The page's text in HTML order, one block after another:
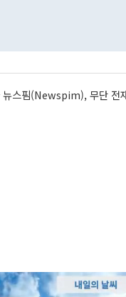
뉴스핌(Newspim), 무단 전